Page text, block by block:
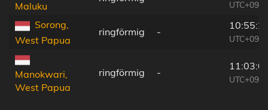
Maluku
Sorong,
West Papua
ringförmig -
Manokwari,
West Papua
ringförmig -